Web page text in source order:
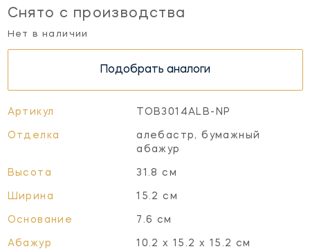
Снято с производства
Нет в наличии
Подобрать аналоги
Артикул TOB3014ALB-NP
Отделка
алебастр, бумажный
абажур
Высота 31.8 см
Ширина 15.2 см
Основание 7.6 см
Абажур 10.2 х 15.2 х 15.2 см